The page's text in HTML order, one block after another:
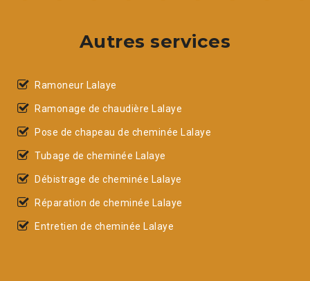
Autres services
Ramoneur Lalaye
Ramonage de chaudière Lalaye
Pose de chapeau de cheminée Lalaye
Tubage de cheminée Lalaye
Débistrage de cheminée Lalaye
Réparation de cheminée Lalaye
Entretien de cheminée Lalaye